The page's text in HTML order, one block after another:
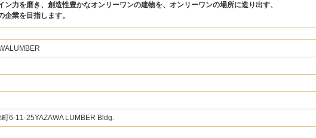
ン力を磨き、創造性豊かなオンリーワンの建物を、オンリーワンの場所に造り出す、
企業を目指します。
6-11-25YAZAWA LUMBER Bldg.